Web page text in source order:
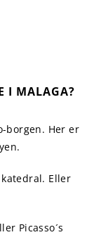
I MALAGA?
borgen. Her er
Eller
Picasso´s